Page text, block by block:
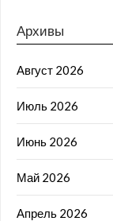
Архивы
Август 2026
Июль 2026
Июнь 2026
Май 2026
Апрель 2026